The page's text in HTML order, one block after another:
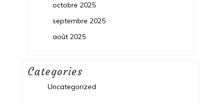
octobre 2025
septembre 2025
août 2025
Categories
Uncategorized